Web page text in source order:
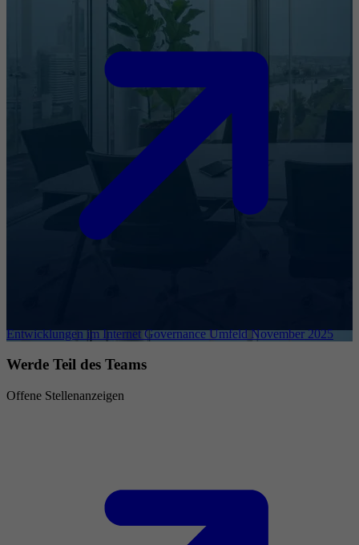
Entwicklungen im Internet Governance Umfeld November 2025
Werde Teil des Teams
Offene Stellenanzeigen